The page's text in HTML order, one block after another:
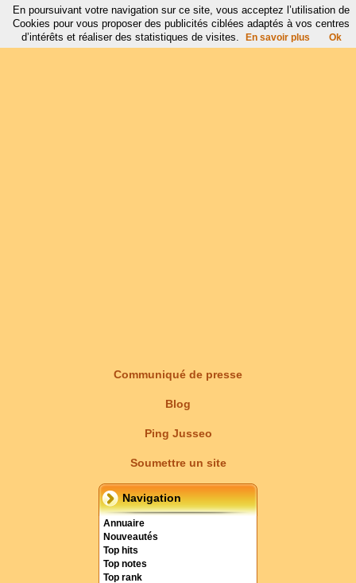
Communiqué de presse
Blog
Ping Jusseo
Soumettre un site
Navigation
Annuaire
Nouveautés
Top hits
Top notes
Top rank
En poursuivant votre navigation sur ce site, vous acceptez l’utilisation de
Cookies pour vous proposer des publicités ciblées adaptés à vos centres
d’intérêts et réaliser des statistiques de visites.
En savoir plus Ok